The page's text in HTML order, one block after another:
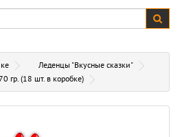
Леденцы "Вкусные сказки"
гр. (18 шт. в коробке)